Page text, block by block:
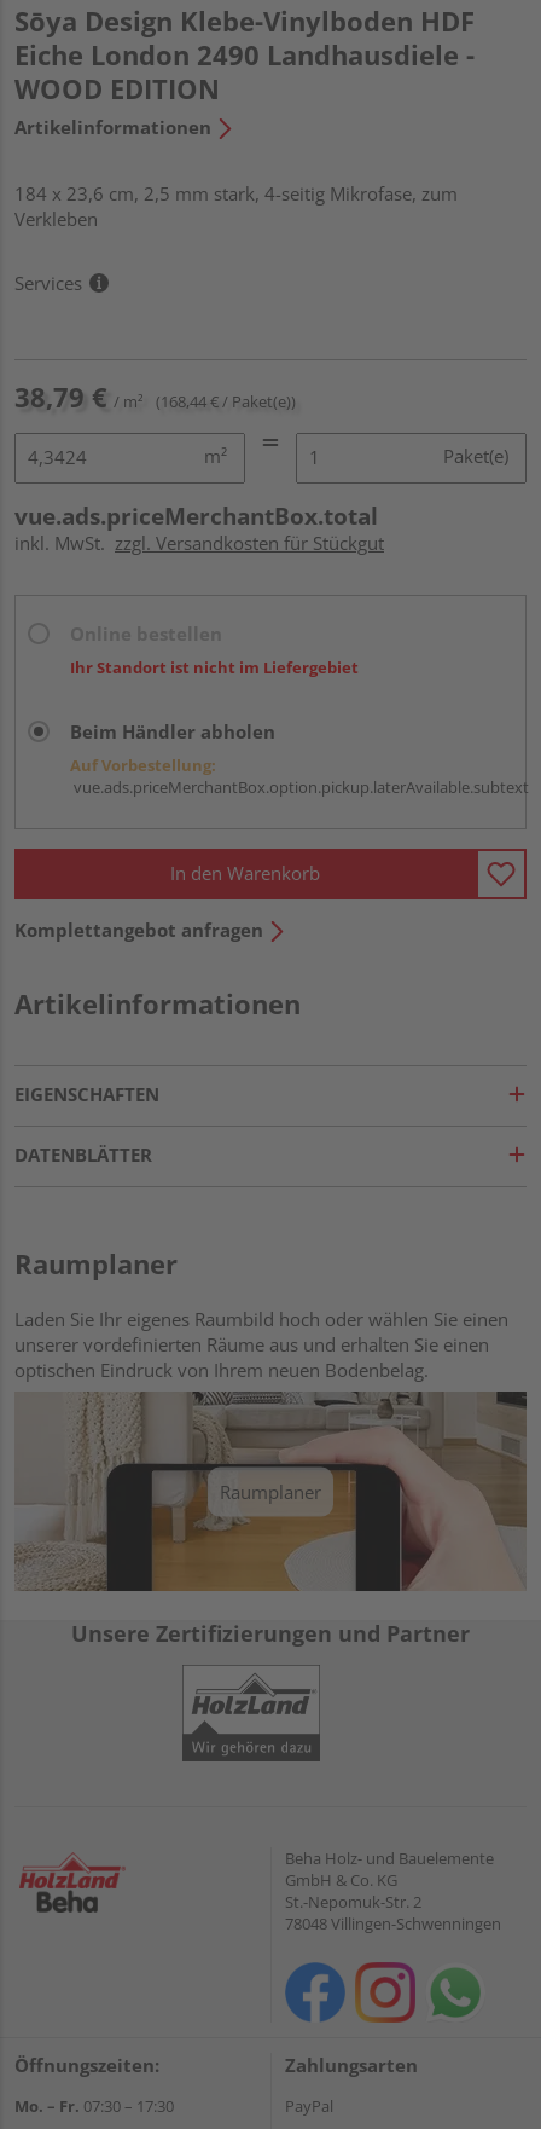
Sōya Design Klebe-Vinylboden HDF
Eiche London 2490 Landhausdiele -
WOOD EDITION
Artikelinformationen
184 x 23,6 cm, 2,5 mm stark, 4-seitig Mikrofase, zum
Verkleben
Services
38,79 € / m² (168,44 € / Paket(e))
m² Paket(e)
vue.ads.priceMerchantBox.total
inkl. MwSt. zzgl. Versandkosten für Stückgut
Ihr Standort ist nicht im Liefergebiet
Beim Händler abholen
Auf Vorbestellung:
vue.ads.priceMerchantBox.option.pickup.laterAvailable.subtext
In den Warenkorb
Komplettangebot anfragen
Artikelinformationen
EIGENSCHAFTEN
DATENBLÄTTER
Raumplaner
Laden Sie Ihr eigenes Raumbild hoch oder wählen Sie einen
unserer vordefinierten Räume aus und erhalten Sie einen
optischen Eindruck von Ihrem neuen Bodenbelag.
Raumplaner
Unsere Zertifizierungen und Partner
Beha Holz- und Bauelemente
GmbH & Co. KG
St.-Nepomuk-Str. 2
78048 Villingen-Schwenningen
Öffnungszeiten:
Mo. – Fr. 07:30 – 17:30
Zahlungsarten
PayPal